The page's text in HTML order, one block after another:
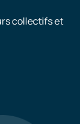
collectifs et